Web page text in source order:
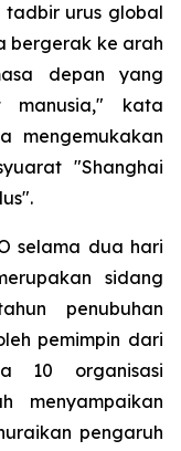
tadbir urus global
bergerak ke arah
depan yang
manusia," kata
mengemukakan
"Shanghai
selama dua hari
sidang
penubuhan
pemimpin dari
10 organisasi
menyampaikan
pengaruh